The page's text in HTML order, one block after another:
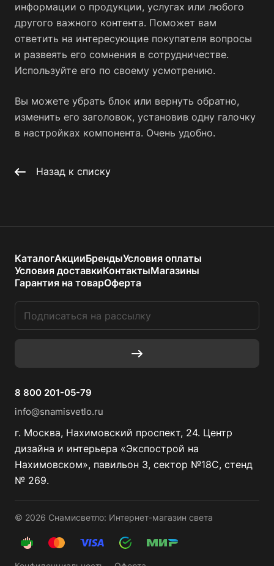
информации о продукции, услугах или любого
другого важного контента. Поможет вам
ответить на интересующие покупателя вопросы
и развеять его сомнения в сотрудничестве.
Используйте его по своему усмотрению.
Вы можете убрать блок или вернуть обратно,
изменить его заголовок, установив одну галочку
в настройках компонента. Очень удобно.
Назад к списку
КаталогАкцииБрендыУсловия оплаты
Условия доставкиКонтактыМагазины
Гарантия на товарОферта
8 800 201-05-79
info@snamisvetlo.ru
г. Москва, Нахимовский проспект, 24. Центр
дизайна и интерьера «Экспострой на
Нахимовском», павильон 3, сектор №18С, стенд
№ 269.
© 2026 Снамисветло: Интернет-магазин света